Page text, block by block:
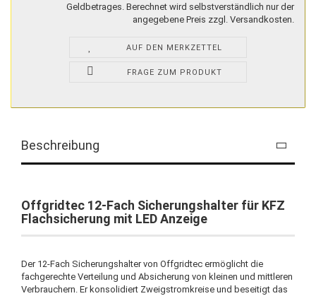
Geldbetrages. Berechnet wird selbstverständlich nur der
angegebene Preis zzgl. Versandkosten.
AUF DEN MERKZETTEL
FRAGE ZUM PRODUKT
Beschreibung
Offgridtec 12-Fach Sicherungshalter für KFZ
Flachsicherung mit LED Anzeige
Der 12-Fach Sicherungshalter von Offgridtec ermöglicht die
fachgerechte Verteilung und Absicherung von kleinen und mittleren
Verbrauchern. Er konsolidiert Zweigstromkreise und beseitigt das